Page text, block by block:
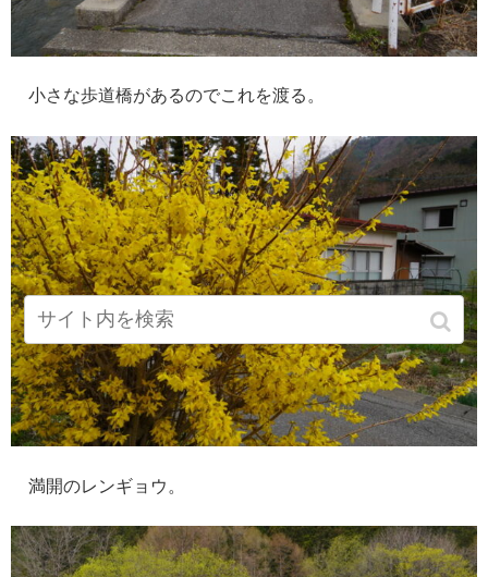
小さな歩道橋があるのでこれを渡る。
満開のレンギョウ。